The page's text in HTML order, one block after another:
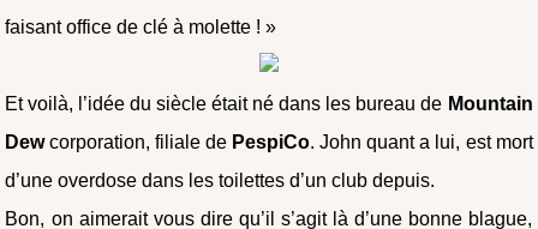
faisant office de clé à molette ! »
Et voilà, l’idée du siècle était né dans les bureau de Mountain
Dewcorporation, filiale de PespiCo. John quant a lui, est mort
d’une overdose dans les toilettes d’un club depuis.
Bon, on aimerait vous dire qu’il s’agit là d’une bonne blague,